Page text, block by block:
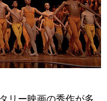
リー映画の秀作が多